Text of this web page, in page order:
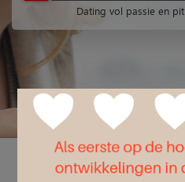
Dating vol passie en pit